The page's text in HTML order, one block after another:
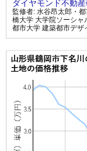
ダイヤモンド不動
監修者: 水谷昂太郎・
橋大学 大学院ソーシ
都市大学 建築都市デ